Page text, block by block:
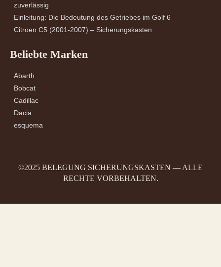
zuverlässig
Einleitung: Die Bedeutung des Getriebes im Golf 6
Citroen C5 (2001-2007) – Sicherungskasten
Beliebte Marken
Abarth
Bobcat
Cadillac
Dacia
esquema
©2025 BELEGUNG SICHERUNGSKASTEN — ALLE
RECHTE VORBEHALTEN.